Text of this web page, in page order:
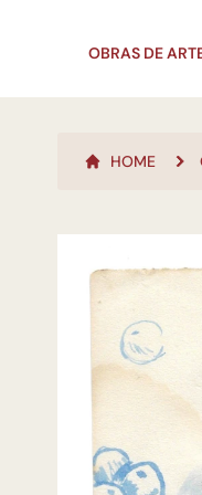
OBRAS DE
HOME